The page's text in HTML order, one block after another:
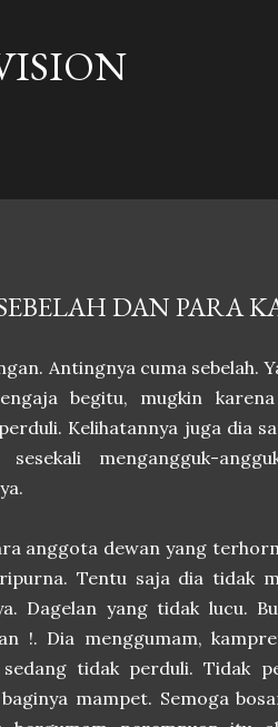
DAN PARA
Antingnya cuma sebelah.
begitu, mugkin
Kelihatannya juga dia
mengangguk-
anggota dewan yang
Tentu saja dia tidak
Dagelan yang tidak lucu.
!. Dia menggumam,
tidak perduli. Tidak
mampet. Semoga